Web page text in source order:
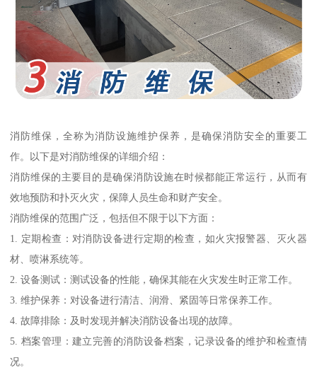
消防维保，全称为消防设施维护保养，是确保消防安全的重要工
作。以下是对消防维保的详细介绍：
消防维保的主要目的是确保消防设施在时候都能正常运行，从而有
效地预防和扑灭火灾，保障人员生命和财产安全。
消防维保的范围广泛，包括但不限于以下方面：
1. 定期检查：对消防设备进行定期的检查，如火灾报警器、灭火器
材、喷淋系统等。
2. 设备测试：测试设备的性能，确保其能在火灾发生时正常工作。
3. 维护保养：对设备进行清洁、润滑、紧固等日常保养工作。
4. 故障排除：及时发现并解决消防设备出现的故障。
5. 档案管理：建立完善的消防设备档案，记录设备的维护和检查情
况。